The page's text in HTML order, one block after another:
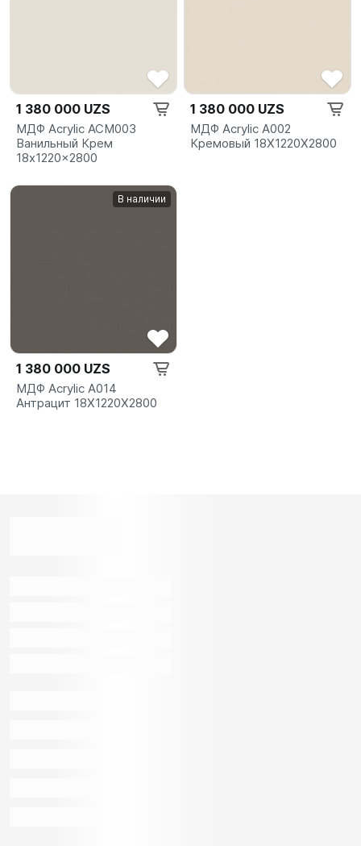
1 380 000 UZS
МДФ Acrylic ACM003
Ванильный Крем
18x1220x2800
1 380 000 UZS
МДФ Acrylic A002
Кремовый 18X1220X2800
В наличии
1 380 000 UZS
МДФ Acrylic A014
Антрацит 18X1220X2800